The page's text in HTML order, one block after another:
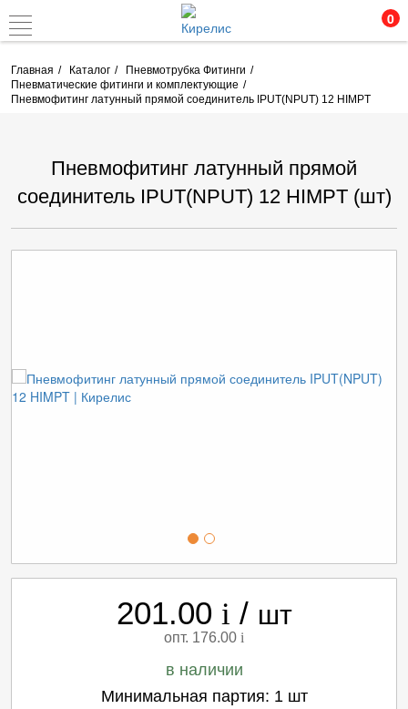
0
Главная Каталог
Пневмотрубка Фитинги
Пневматические фитинги и комплектующие
Пневмофитинг латунный прямой соединитель IPUT(NPUT) 12 HIMPT
Пневмофитинг латунный прямой
соединитель IPUT(NPUT) 12 HIMPT (шт)
201.00 i / шт
опт. 176.00 i
в наличии
Минимальная партия: 1 шт